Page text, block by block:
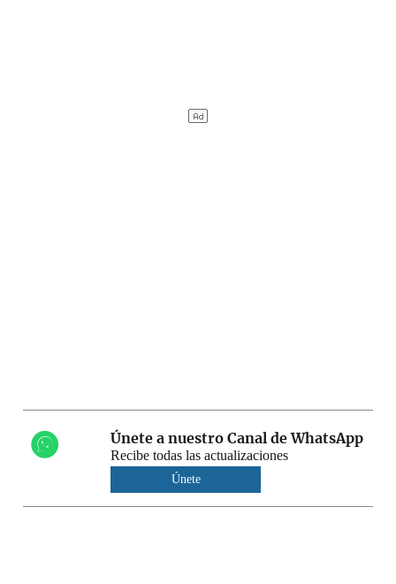
Únete a nuestro Canal de WhatsApp
Recibe todas las actualizaciones
Únete